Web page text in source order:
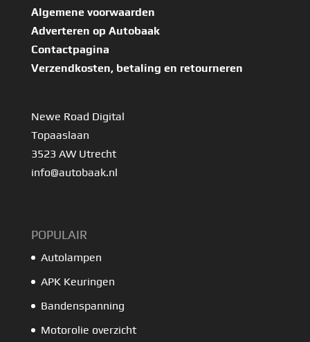
Algemene voorwaarden
Adverteren op Autobaak
Contactpagina
Verzendkosten, betaling en retourneren
Newe Road Digital
Topaaslaan
3523 AW Utrecht
info@autobaak.nl
POPULAIR
Autolampen
APK Keuringen
Bandenspanning
Motorolie overzicht